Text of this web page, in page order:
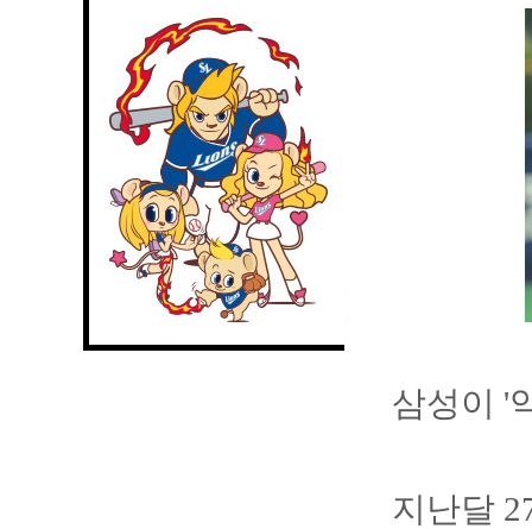
삼성이 '
지난달